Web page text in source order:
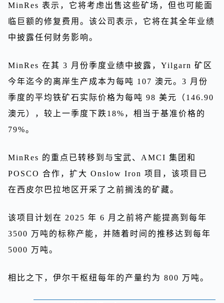
MinRes 表示，它将考虑出售这些矿场，但也可能面
临巨额的修复费用。该公司表示，它将在其全年业绩
中披露任何财务影响。
MinRes 在其 3 月份季度业绩中披露，Yilgarn 矿区
今年迄今的离岸生产成本为每吨 107 澳元。3 月份
季度的平均铁矿石实际价格为每吨 98 美元（146.90
澳元），较上一季度下跌18%，相当于基准价格的
79%。
MinRes 的重点已转移到与宝武、AMCI 集团和
POSCO 合作，扩大 Onslow Iron 项目，该项目已
在西皮尔巴拉地区开采了之前搁浅的矿藏。
该项目计划在 2025 年 6 月之前将产能提高到每年
3500 万吨的标称产能，并随着时间的推移达到每年
5000 万吨。
相比之下，伊尔干枢纽每年的产量约为 800 万吨。